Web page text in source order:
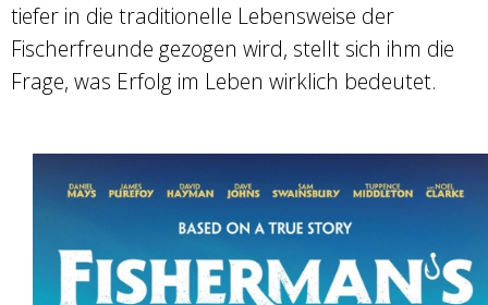
tiefer in die traditionelle Lebensweise der
Fischerfreunde gezogen wird, stellt sich ihm die
Frage, was Erfolg im Leben wirklich bedeutet.